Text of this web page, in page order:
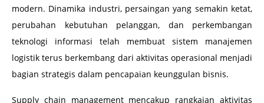
modern. Dinamika industri, persaingan yang semakin ketat,
perubahan kebutuhan pelanggan, dan perkembangan
teknologi informasi telah membuat sistem manajemen
logistik terus berkembang dari aktivitas operasional menjadi
bagian strategis dalam pencapaian keunggulan bisnis.
Supply chain management mencakup rangkaian aktivitas